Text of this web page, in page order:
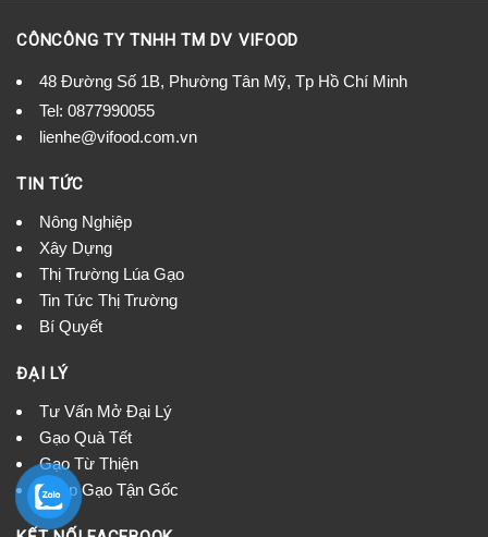
CÔNCÔNG TY TNHH TM DV VIFOOD
48 Đường Số 1B, Phường Tân Mỹ, Tp Hồ Chí Minh
Tel: 0877990055
lienhe@vifood.com.vn
TIN TỨC
Nông Nghiệp
Xây Dựng
Thị Trường Lúa Gạo
Tin Tức Thị Trường
Bí Quyết
ĐẠI LÝ
Tư Vấn Mở Đại Lý
Gạo Quà Tết
Gạo Từ Thiện
Nhập Gạo Tận Gốc